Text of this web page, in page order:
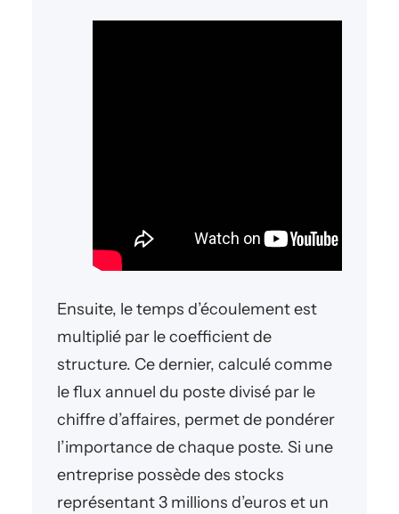
Ensuite, le temps d’écoulement est
multiplié par le coefficient de
structure. Ce dernier, calculé comme
le flux annuel du poste divisé par le
chiffre d’affaires, permet de pondérer
l’importance de chaque poste. Si une
entreprise possède des stocks
représentant 3 millions d’euros et un